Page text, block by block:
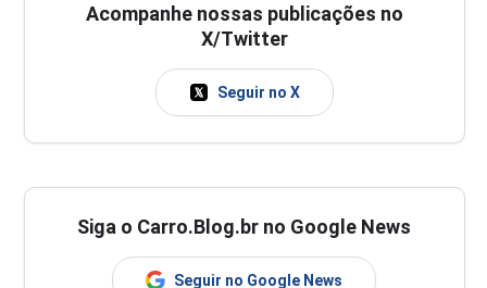
Acompanhe nossas publicações no
X/Twitter
Seguir no X
Siga o Carro.Blog.br no Google News
Seguir no Google News